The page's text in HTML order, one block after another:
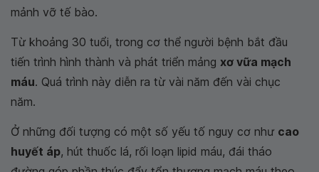
mảnh vỡ tế bào.
Từ khoảng 30 tuổi, trong cơ thể người bệnh bắt đầu
tiến trình hình thành và phát triển mảng xơ vữa mạch
máu. Quá trình này diễn ra từ vài năm đến vài chục
năm.
Ở những đối tượng có một số yếu tố nguy cơ như cao
huyết áp, hút thuốc lá, rối loạn lipid máu, đái tháo